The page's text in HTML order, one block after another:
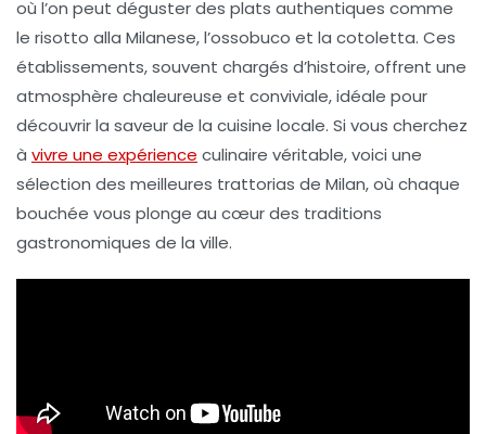
où l’on peut déguster des plats authentiques comme
le risotto alla Milanese, l’ossobuco et la cotoletta. Ces
établissements, souvent chargés d’histoire, offrent une
atmosphère chaleureuse et conviviale, idéale pour
découvrir la saveur de la cuisine locale. Si vous cherchez
à vivre une expérience culinaire véritable, voici une
sélection des meilleures trattorias de Milan, où chaque
bouchée vous plonge au cœur des traditions
gastronomiques de la ville.